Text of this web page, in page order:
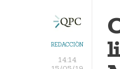
REDACCIÓN
14:14